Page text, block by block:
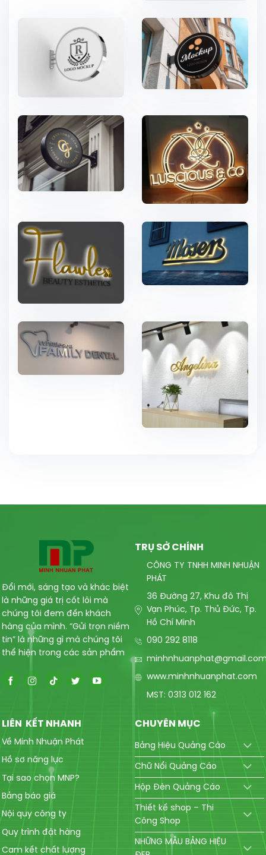
Đổi mới, sáng tạo và khác biệt
là những giá trị cốt lõi mà
chúng tôi đem đến khách
hàng của mình. “Gửi trọn niềm
tin” là những gì mà chúng tôi
thể hiện trong các sản phẩm
TRỤ SỞ CHÍNH
CÔNG TY TNHH MINH NHUẬN
PHÁT
36 Đường 27, Khu đô Thị
Vạn Phúc, Tp. Thủ Đức, Tp.
Hồ Chí Minh
090 292 8118
www.minhnhuanphat.com
MST: 0313 012 162
LIÊN KẾT NHANH
Về Minh Nhuận Phát
Hồ sơ năng lực
Tại sao chọn MNP?
Bảng báo giá
Nội quy công ty
Quy trình đặt hàng
Cam kết chất lượng
CHUYÊN MỤC
Bảng Hiệu Quảng Cáo
Chữ Nổi Quảng Cáo
Hộp Đèn Quảng Cáo
Thiết kế shop – Thi
Công Shop
NHỮNG MẪU BẢNG HIỆU